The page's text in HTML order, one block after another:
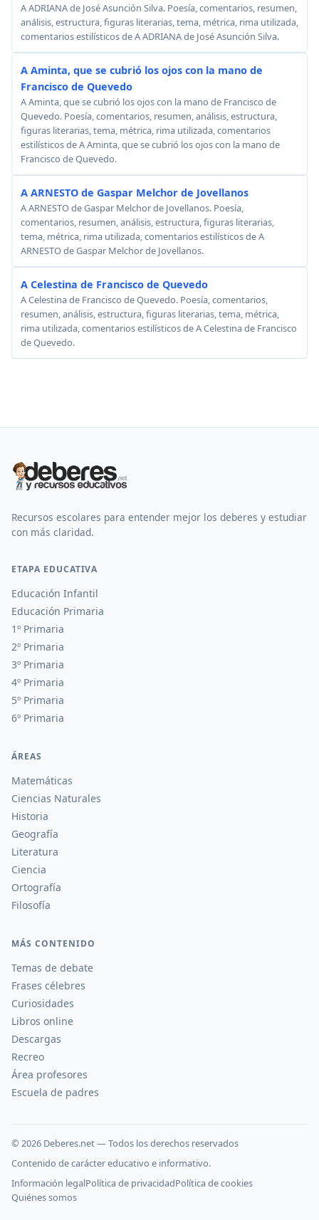
A ADRIANA de José Asunción Silva. Poesía, comentarios, resumen,
análisis, estructura, figuras literarias, tema, métrica, rima utilizada,
comentarios estilísticos de A ADRIANA de José Asunción Silva.
A Aminta, que se cubrió los ojos con la mano de
Francisco de Quevedo
A Aminta, que se cubrió los ojos con la mano de Francisco de
Quevedo. Poesía, comentarios, resumen, análisis, estructura,
figuras literarias, tema, métrica, rima utilizada, comentarios
estilísticos de A Aminta, que se cubrió los ojos con la mano de
Francisco de Quevedo.
A ARNESTO de Gaspar Melchor de Jovellanos
A ARNESTO de Gaspar Melchor de Jovellanos. Poesía,
comentarios, resumen, análisis, estructura, figuras literarias,
tema, métrica, rima utilizada, comentarios estilísticos de A
ARNESTO de Gaspar Melchor de Jovellanos.
A Celestina de Francisco de Quevedo
A Celestina de Francisco de Quevedo. Poesía, comentarios,
resumen, análisis, estructura, figuras literarias, tema, métrica,
rima utilizada, comentarios estilísticos de A Celestina de Francisco
de Quevedo.
Recursos escolares para entender mejor los deberes y estudiar
con más claridad.
ETAPA EDUCATIVA
Educación Infantil
Educación Primaria
1º Primaria
2º Primaria
3º Primaria
4º Primaria
5º Primaria
6º Primaria
ÁREAS
Matemáticas
Ciencias Naturales
Historia
Geografía
Literatura
Ciencia
Ortografía
Filosofía
MÁS CONTENIDO
Temas de debate
Frases célebres
Curiosidades
Libros online
Descargas
Recreo
Área profesores
Escuela de padres
© 2026 Deberes.net — Todos los derechos reservados
Contenido de carácter educativo e informativo.
Información legalPolítica de privacidadPolítica de cookies
Quiénes somos